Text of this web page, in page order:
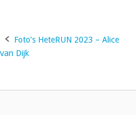
Bericht
Foto’s HeteRUN 2023 – Alice
van Dijk